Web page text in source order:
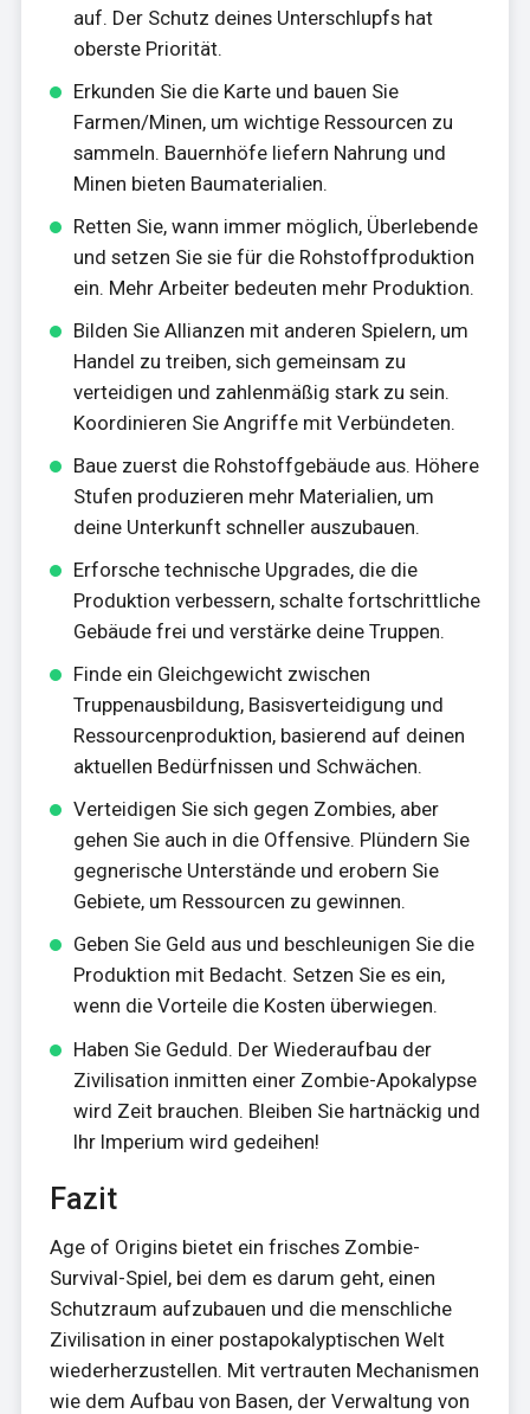
auf. Der Schutz deines Unterschlupfs hat
oberste Priorität.
Erkunden Sie die Karte und bauen Sie
Farmen/Minen, um wichtige Ressourcen zu
sammeln. Bauernhöfe liefern Nahrung und
Minen bieten Baumaterialien.
Retten Sie, wann immer möglich, Überlebende
und setzen Sie sie für die Rohstoffproduktion
ein. Mehr Arbeiter bedeuten mehr Produktion.
Bilden Sie Allianzen mit anderen Spielern, um
Handel zu treiben, sich gemeinsam zu
verteidigen und zahlenmäßig stark zu sein.
Koordinieren Sie Angriffe mit Verbündeten.
Baue zuerst die Rohstoffgebäude aus. Höhere
Stufen produzieren mehr Materialien, um
deine Unterkunft schneller auszubauen.
Erforsche technische Upgrades, die die
Produktion verbessern, schalte fortschrittliche
Gebäude frei und verstärke deine Truppen.
Finde ein Gleichgewicht zwischen
Truppenausbildung, Basisverteidigung und
Ressourcenproduktion, basierend auf deinen
aktuellen Bedürfnissen und Schwächen.
Verteidigen Sie sich gegen Zombies, aber
gehen Sie auch in die Offensive. Plündern Sie
gegnerische Unterstände und erobern Sie
Gebiete, um Ressourcen zu gewinnen.
Geben Sie Geld aus und beschleunigen Sie die
Produktion mit Bedacht. Setzen Sie es ein,
wenn die Vorteile die Kosten überwiegen.
Haben Sie Geduld. Der Wiederaufbau der
Zivilisation inmitten einer Zombie-Apokalypse
wird Zeit brauchen. Bleiben Sie hartnäckig und
Ihr Imperium wird gedeihen!
Fazit
Age of Origins bietet ein frisches Zombie-
Survival-Spiel, bei dem es darum geht, einen
Schutzraum aufzubauen und die menschliche
Zivilisation in einer postapokalyptischen Welt
wiederherzustellen. Mit vertrauten Mechanismen
wie dem Aufbau von Basen, der Verwaltung von